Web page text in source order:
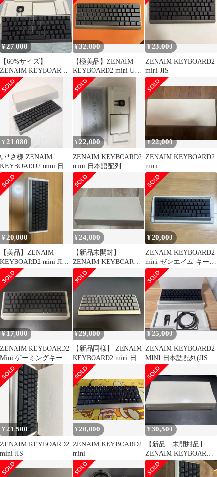
¥27,000
【60%サイズ】
ZENAIM KEYBOARD2
mini ゼンエイム日本語
配列
¥32,000
【極美品】ZENAIM
KEYBOARD2 mini US
配列
¥23,000
ZENAIM KEYBOARD2
mini JIS
¥ 21,080
い*さ様 ZENAIM
KEYBOARD2 mini 日本
語配列（KB008-D
¥ 22,000
ZENAIM KEYBOARD2
mini 日本語配列
¥22,000
ZENAIM KEYBOARD2
mini
¥20,000
【美品】ZENAIM
KEYBOARD2 mini JIS
配列
¥24,000
【新品未開封】
ZENAIM KEYBOARD2
mini ラピッドトリガー
¥20,000
ZENAIM KEYBOARD2
mini ゼンエイム キーボ
ード
¥17,000
ZENAIM KEYBOARD2
Mini ゲーミングキーボ
ード 日本語配列
¥29,000
【新品同様】 ZENAIM
KEYBOARD2 mini 日本
語配列
¥25,000
ZENAIM KEYBOARD2
MINI 日本語配列(JIS配
列)
¥ 21,500
ZENAIM KEYBOARD2
mini JIS
¥ 20,000
ZENAIM KEYBOARD2
mini
¥30,500
【新品・未開封品】
ZENAIM KEYBOARD2
mini 日本語配列